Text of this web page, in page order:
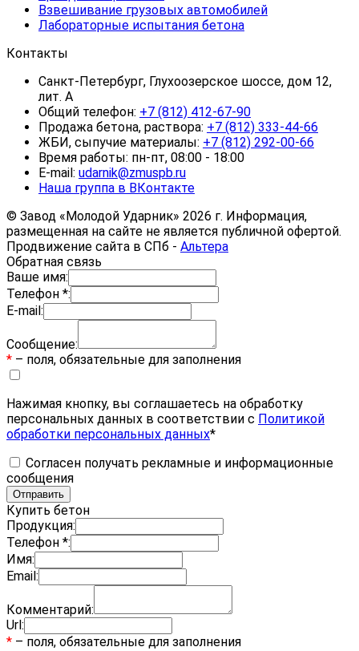
Взвешивание грузовых автомобилей
Лабораторные испытания бетона
Контакты
Санкт-Петербург, Глухоозерское шоссе, дом 12,
лит. А
Общий телефон: +7 (812) 412-67-90
Продажа бетона, раствора: +7 (812) 333-44-66
ЖБИ, сыпучие материалы: +7 (812) 292-00-66
Время работы: пн-пт, 08:00 - 18:00
E-mail: udarnik@zmuspb.ru
Наша группа в ВКонтакте
© Завод «Молодой Ударник» 2026 г. Информация,
размещенная на сайте не является публичной офертой.
Продвижение сайта в СПб - Альтера
Обратная связь
Ваше имя:
Телефон *:
E-mail:
Сообщение:
* – поля, обязательные для заполнения
Нажимая кнопку, вы соглашаетесь на обработку
персональных данных в соответствии с Политикой
обработки персональных данных*
Согласен получать рекламные и информационные
сообщения
Купить бетон
Продукция:
Телефон *:
Имя:
Email:
Комментарий:
Url:
* – поля, обязательные для заполнения